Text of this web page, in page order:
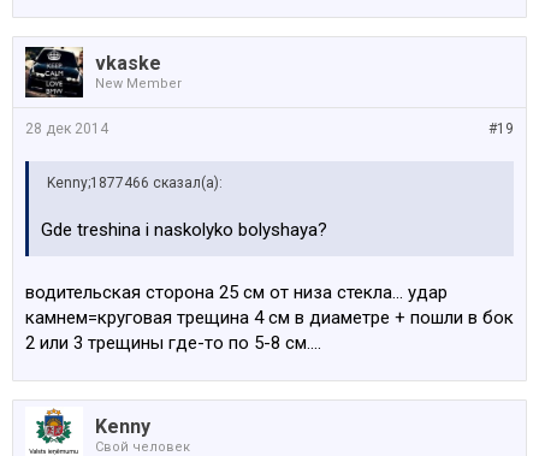
vkaske
New Member
#19
28 дек 2014
Kenny;1877466 сказал(а):
Gde treshina i naskolyko bolyshaya?
водительская сторона 25 см от низа стекла... удар
камнем=круговая трещина 4 см в диаметре + пошли в бок
2 или 3 трещины где-то по 5-8 см....
Kenny
Свой человек